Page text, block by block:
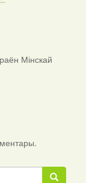
Мінскай
Пошук
Пошук